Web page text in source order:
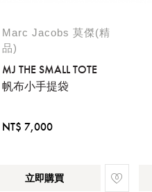
Marc Jacobs 莫傑(精
品)
MJ THE SMALL TOTE
帆布小手提袋
NT$ 7,000
立即購買